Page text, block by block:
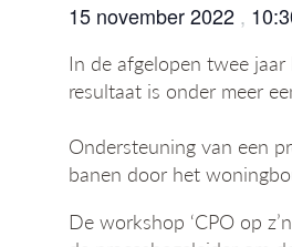
15 november 2022 ,
In de afgelopen twee
resultaat is onder meer
Ondersteuning van een
banen door het
De workshop ‘CPO op